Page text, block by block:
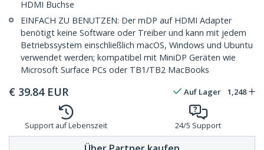
HDMI Buchse
EINFACH ZU BENUTZEN: Der mDP auf HDMI Adapter
benötigt keine Software oder Treiber und kann mit jedem
Betriebssystem einschließlich macOS, Windows und Ubuntu
verwendet werden; kompatibel mit MiniDP Geräten wie
Microsoft Surface PCs oder TB1/TB2 MacBooks
€ 39.84 EUR Auf Lager 1,248
Support auf Lebenszeit 24/5 Support